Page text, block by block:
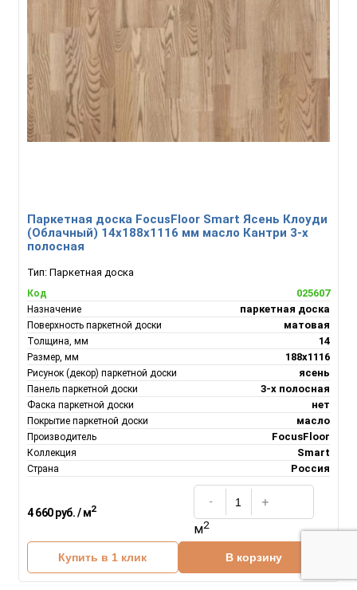
Паркетная доска FocusFloor Smart Ясень Клоуди
(Облачный) 14х188х1116 мм масло Кантри 3-х
полосная
Тип: Паркетная доска
Код 025607
Назначение паркетная доска
Поверхность паркетной доски матовая
Толщина, мм 14
Размер, мм 188х1116
Рисунок (декор) паркетной доски ясень
Панель паркетной доски 3-х полосная
Фаска паркетной доски нет
Покрытие паркетной доски масло
Производитель FocusFloor
Коллекция Smart
Страна Россия
4 660 руб. / м2
м2
Купить в 1 клик В корзину